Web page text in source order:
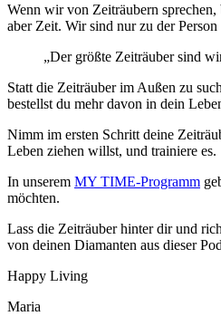
Wenn wir von Zeiträubern sprechen,
aber Zeit. Wir sind nur zu der
„Der größte Zeiträuber sind
Statt die Zeiträuber im Außen zu
bestellst du mehr davon in dein
Nimm im ersten Schritt deine
Leben ziehen willst, und trainiere es.
In unserem MY TIME-Programm
möchten.
Lass die Zeiträuber hinter dir und
von deinen Diamanten aus dieser
Happy Living
Maria